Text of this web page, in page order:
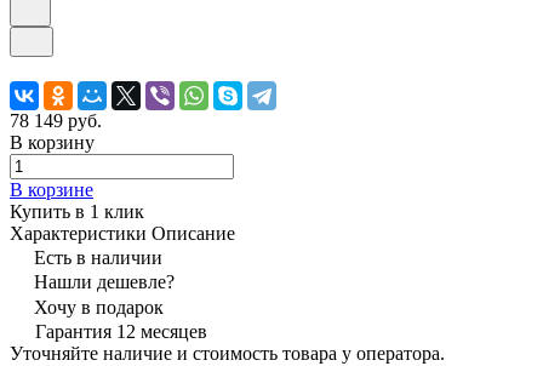
78 149 руб.
В корзину
В корзине
Купить в 1 клик
Характеристики Описание
Есть в наличии
Нашли дешевле?
Хочу в подарок
Гарантия 12 месяцев
Уточняйте наличие и стоимость товара у оператора.